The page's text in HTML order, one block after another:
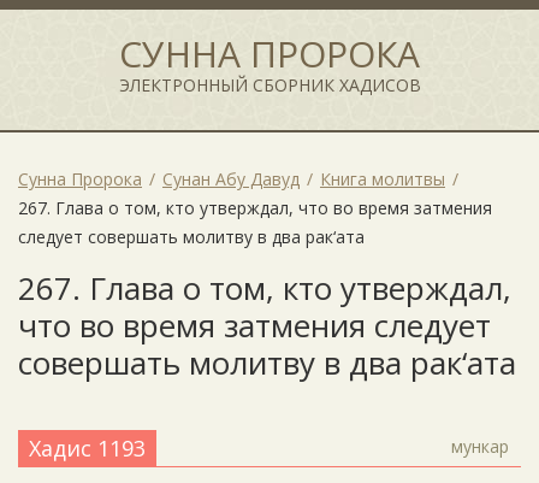
СУННА ПРОРОКА
ЭЛЕКТРОННЫЙ СБОРНИК ХАДИСОВ
Сунна Пророка Сунан Абу Давуд
Книга молитвы
267. Глава о том, кто утверждал, что во время затмения
следует совершать молитву в два рак‘ата
267. Глава о том, кто утверждал,
что во время затмения следует
совершать молитву в два рак‘ата
Хадис 1193 мункар